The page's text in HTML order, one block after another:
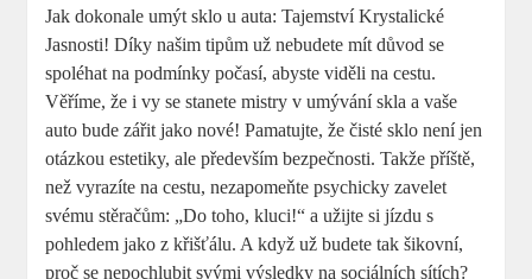
Jak dokonale umýt sklo u auta: Tajemství Krystalické
Jasnosti! Díky našim tipům už nebudete mít důvod se
spoléhat na podmínky počasí, abyste viděli na cestu.
Věříme, že i vy se stanete mistry v umývání skla a vaše
auto bude zářit jako nové! Pamatujte, že čisté sklo není jen
otázkou estetiky, ale především bezpečnosti. Takže příště,
než vyrazíte na cestu, nezapomeňte psychicky zavelet
svému stěračům: „Do toho, kluci!“ a užijte si jízdu s
pohledem jako z křišťálu. A když už budete tak šikovní,
proč se nepochlubit svými výsledky na sociálních sítích?